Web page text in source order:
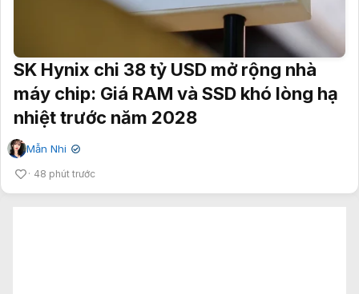
SK Hynix chi 38 tỷ USD mở rộng nhà
máy chip: Giá RAM và SSD khó lòng hạ
nhiệt trước năm 2028
Mẫn Nhi ✔
48 phút trước